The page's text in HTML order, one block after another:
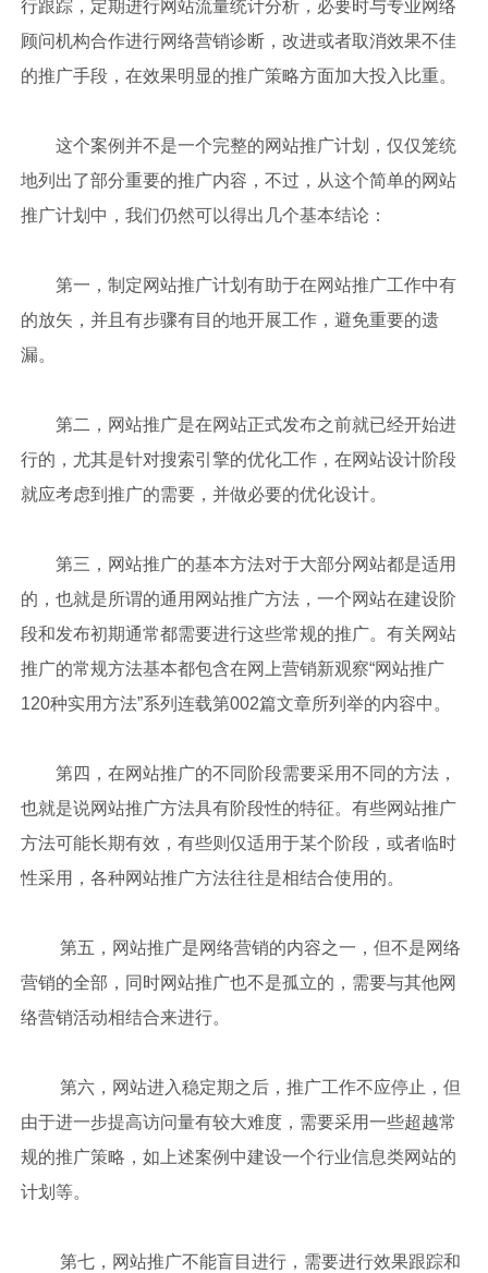
行跟踪，定期进行网站流量统计分析，必要时与专业网络
顾问机构合作进行网络营销诊断，改进或者取消效果不佳
的推广手段，在效果明显的推广策略方面加大投入比重。
这个案例并不是一个完整的网站推广计划，仅仅笼统
地列出了部分重要的推广内容，不过，从这个简单的网站
推广计划中，我们仍然可以得出几个基本结论：
第一，制定网站推广计划有助于在网站推广工作中有
的放矢，并且有步骤有目的地开展工作，避免重要的遗
漏。
第二，网站推广是在网站正式发布之前就已经开始进
行的，尤其是针对搜索引擎的优化工作，在网站设计阶段
就应考虑到推广的需要，并做必要的优化设计。
第三，网站推广的基本方法对于大部分网站都是适用
的，也就是所谓的通用网站推广方法，一个网站在建设阶
段和发布初期通常都需要进行这些常规的推广。有关网站
推广的常规方法基本都包含在网上营销新观察“网站推广
120种实用方法”系列连载第002篇文章所列举的内容中。
第四，在网站推广的不同阶段需要采用不同的方法，
也就是说网站推广方法具有阶段性的特征。有些网站推广
方法可能长期有效，有些则仅适用于某个阶段，或者临时
性采用，各种网站推广方法往往是相结合使用的。
第五，网站推广是网络营销的内容之一，但不是网络
营销的全部，同时网站推广也不是孤立的，需要与其他网
络营销活动相结合来进行。
第六，网站进入稳定期之后，推广工作不应停止，但
由于进一步提高访问量有较大难度，需要采用一些超越常
规的推广策略，如上述案例中建设一个行业信息类网站的
计划等。
第七，网站推广不能盲目进行，需要进行效果跟踪和